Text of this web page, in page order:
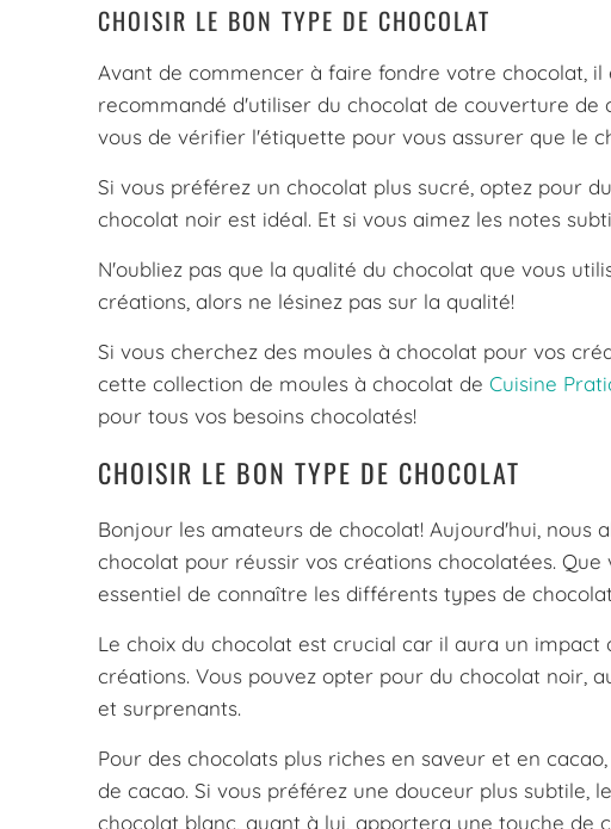
CHOISIR LE BON TYPE DE CHOCOLAT
Avant de commencer à faire fondre votre chocolat,
recommandé d'utiliser du chocolat de couverture
vous de vérifier l'étiquette pour vous assurer que le
Si vous préférez un chocolat plus sucré, optez pour
chocolat noir est idéal. Et si vous aimez les notes
N'oubliez pas que la qualité du chocolat que vous
créations, alors ne lésinez pas sur la qualité!
Si vous cherchez des moules à chocolat pour vos
cette collection de moules à chocolat de Cuisine
pour tous vos besoins chocolatés!
CHOISIR LE BON TYPE DE CHOCOLAT
Bonjour les amateurs de chocolat! Aujourd'hui,
chocolat pour réussir vos créations chocolatées.
essentiel de connaître les différents types de
Le choix du chocolat est crucial car il aura un
créations. Vous pouvez opter pour du chocolat noir,
et surprenants.
Pour des chocolats plus riches en saveur et en
de cacao. Si vous préférez une douceur plus subtile,
chocolat blanc, quant à lui, apportera une touche de